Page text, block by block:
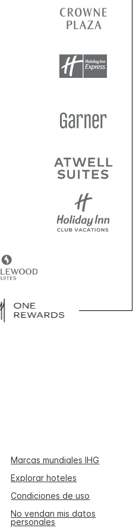
Marcas mundiales IHG
Explorar hoteles
Condiciones de uso
No vendan mis datos
personales